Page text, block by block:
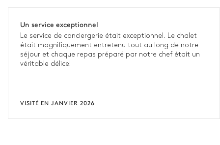
Un service exceptionnel
Le service de conciergerie était exceptionnel. Le chalet
était magnifiquement entretenu tout au long de notre
séjour et chaque repas préparé par notre chef était un
véritable délice!
VISITÉ EN JANVIER 2026